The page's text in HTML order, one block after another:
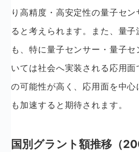
り高精度・高安定性の量子セ
ると考えられます。また、量
も、特に量子センサー・量子
いては社会へ実装される応用
の可能性が高く、応用面を中心
も加速すると期待されます。
国別グラント額推移（